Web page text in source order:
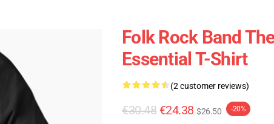
Folk Rock Band
Essential T-Shirt
(2 customer reviews)
€30.48 €24.38 $26.50 -20%